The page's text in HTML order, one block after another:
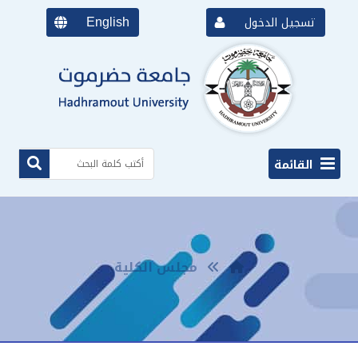
English تسجيل الدخول
القائمة
مجلس الكلية